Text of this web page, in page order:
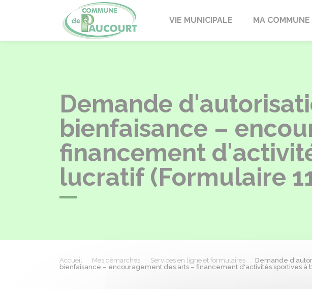
PaucourtVIE MUNICIPALE MA COMMUNE
Demande
bienfaisance –
financement
lucratif (Formulaire
Accueil Mes démarches Services en ligne et formulaires
Demande
bienfaisance – encouragement des arts – financement d'activités sportives à